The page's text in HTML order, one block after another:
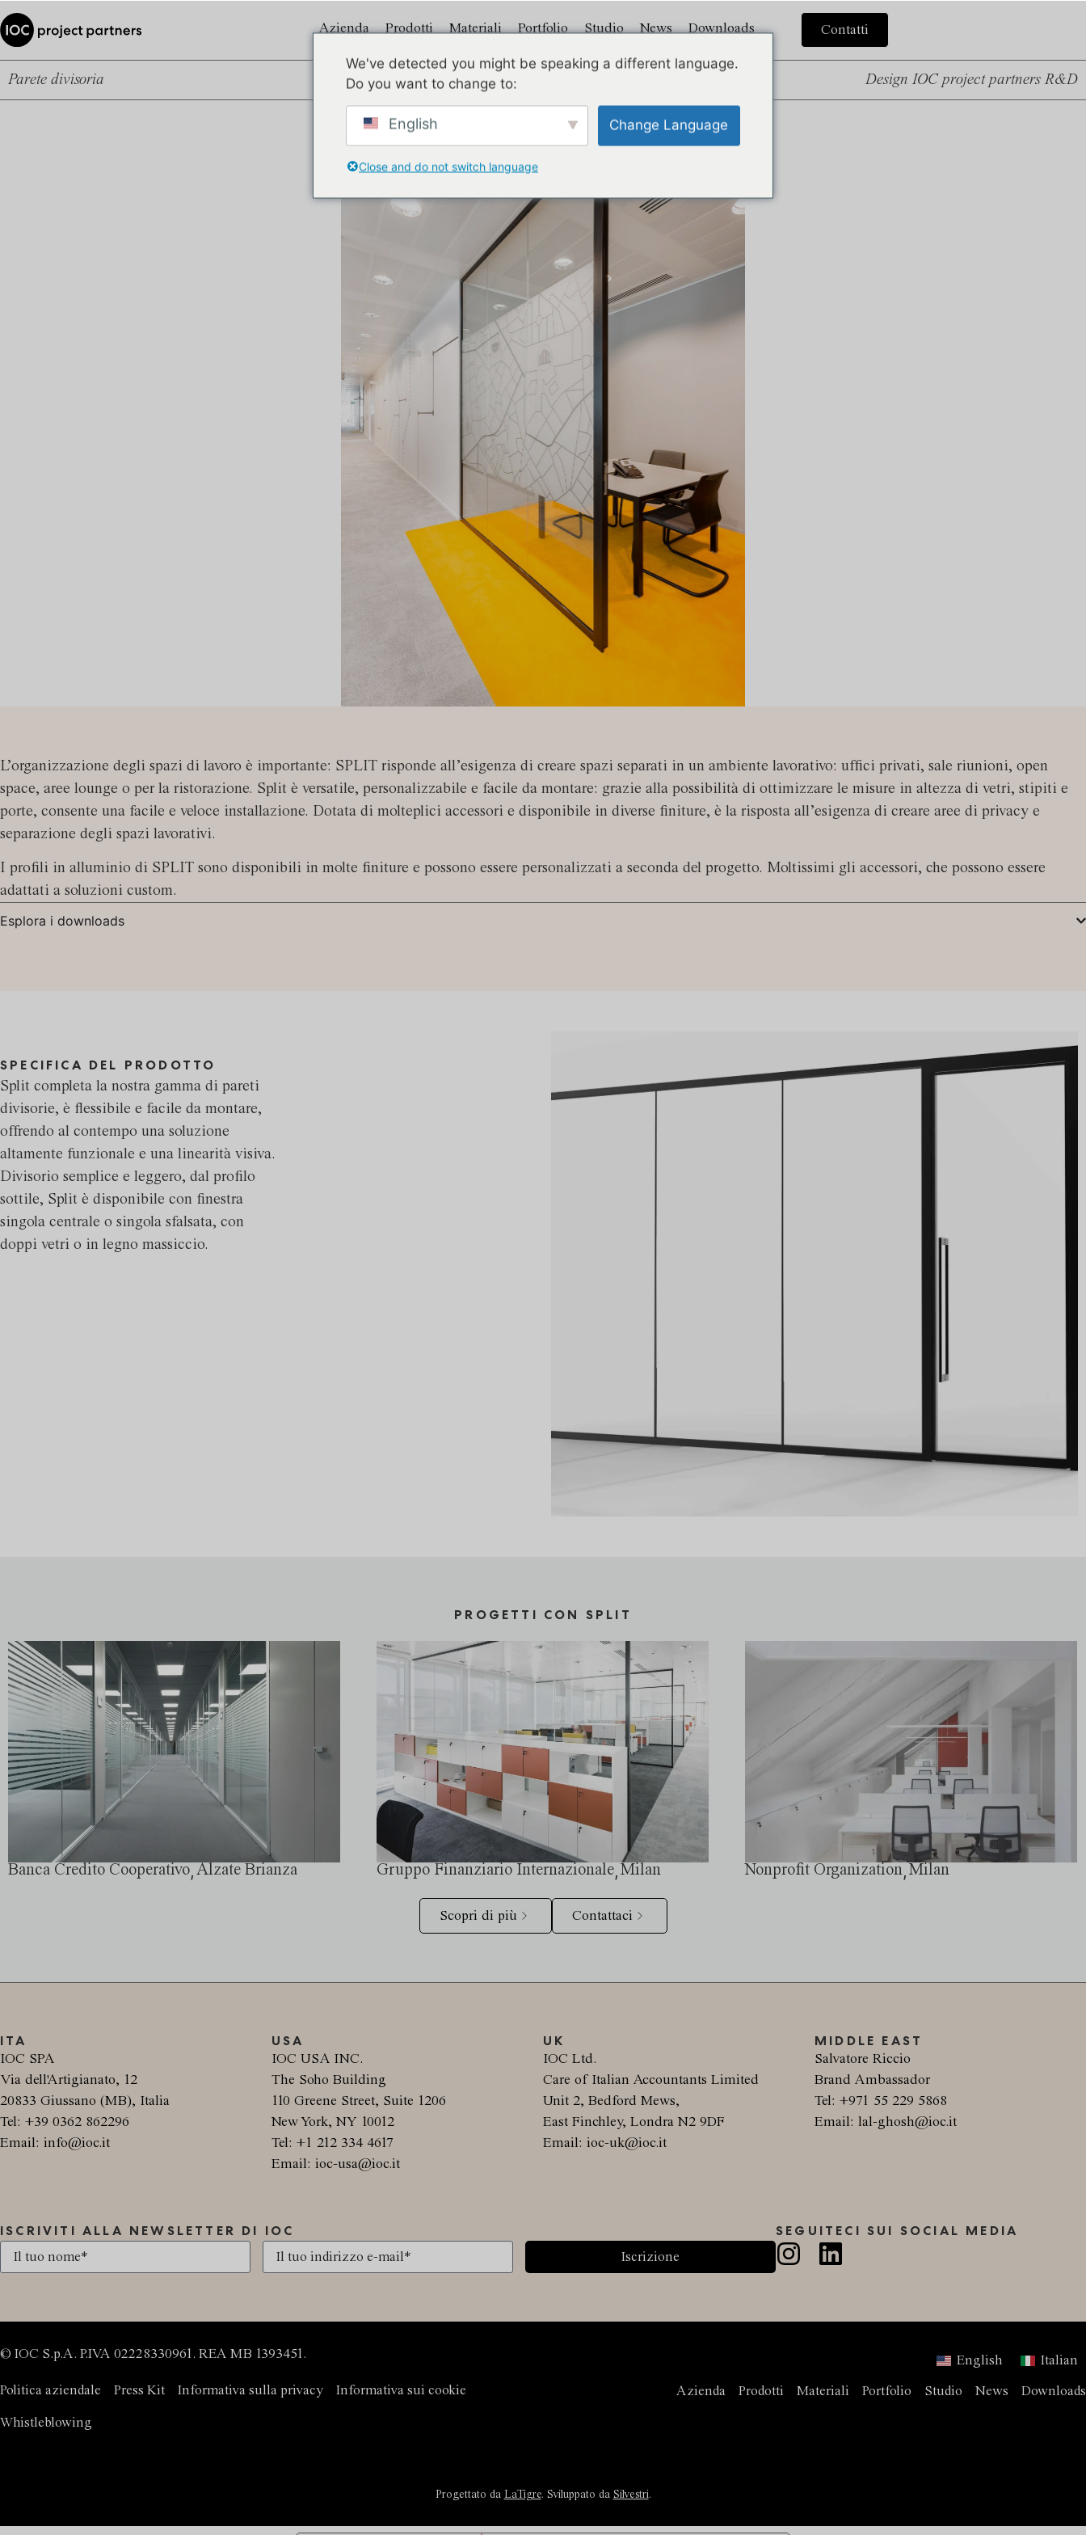
Azienda Prodotti Materiali Portfolio Studio News Downloads Contatti
Parete divisoria Split Design IOC project partners R&D
L’organizzazione degli spazi di lavoro è importante: SPLIT risponde all’esigenza di creare spazi separati in un ambiente lavorativo: uffici privati, sale riunioni, open
space, aree lounge o per la ristorazione. Split è versatile, personalizzabile e facile da montare: grazie alla possibilità di ottimizzare le misure in altezza di vetri, stipiti e
porte, consente una facile e veloce installazione. Dotata di molteplici accessori e disponibile in diverse finiture, è la risposta all’esigenza di creare aree di privacy e
separazione degli spazi lavorativi.
I profili in alluminio di SPLIT sono disponibili in molte finiture e possono essere personalizzati a seconda del progetto. Moltissimi gli accessori, che possono essere
adattati a soluzioni custom.
Esplora i downloads
SPECIFICA DEL PRODOTTO
Split completa la nostra gamma di pareti
divisorie, è flessibile e facile da montare,
offrendo al contempo una soluzione
altamente funzionale e una linearità visiva.
Divisorio semplice e leggero, dal profilo
sottile, Split è disponibile con finestra
singola centrale o singola sfalsata, con
doppi vetri o in legno massiccio.
PROGETTI CON SPLIT
Banca Credito Cooperativo,Alzate Brianza Gruppo Finanziario Internazionale,Milan Nonprofit Organization,Milan
Scopri di più Contattaci
ITA
IOC SPA
Via dell'Artigianato, 12
20833 Giussano (MB), Italia
Tel: +39 0362 862296
Email: info@ioc.it
USA
IOC USA INC.
The Soho Building
110 Greene Street, Suite 1206
New York, NY 10012
Tel: +1 212 334 4617
Email: ioc-usa@ioc.it
UK
IOC Ltd.
Care of Italian Accountants Limited
Unit 2, Bedford Mews,
East Finchley, Londra N2 9DF
Email: ioc-uk@ioc.it
MIDDLE EAST
Salvatore Riccio
Brand Ambassador
Tel: +971 55 229 5868
Email: lal-ghosh@ioc.it
ISCRIVITI ALLA NEWSLETTER DI IOC
Iscrizione
SEGUITECI SUI SOCIAL MEDIA
© IOC S.p.A. P.IVA 02228330961. REA MB 1393451.
Politica aziendale Press Kit Informativa sulla privacy Informativa sui cookie
Whistleblowing
English Italian
Azienda Prodotti Materiali Portfolio Studio News Downloads
Progettato da LaTigre. Sviluppato da Silvestri.
We've detected you might be speaking a different language.
Do you want to change to:
English Change Language
Close and do not switch language